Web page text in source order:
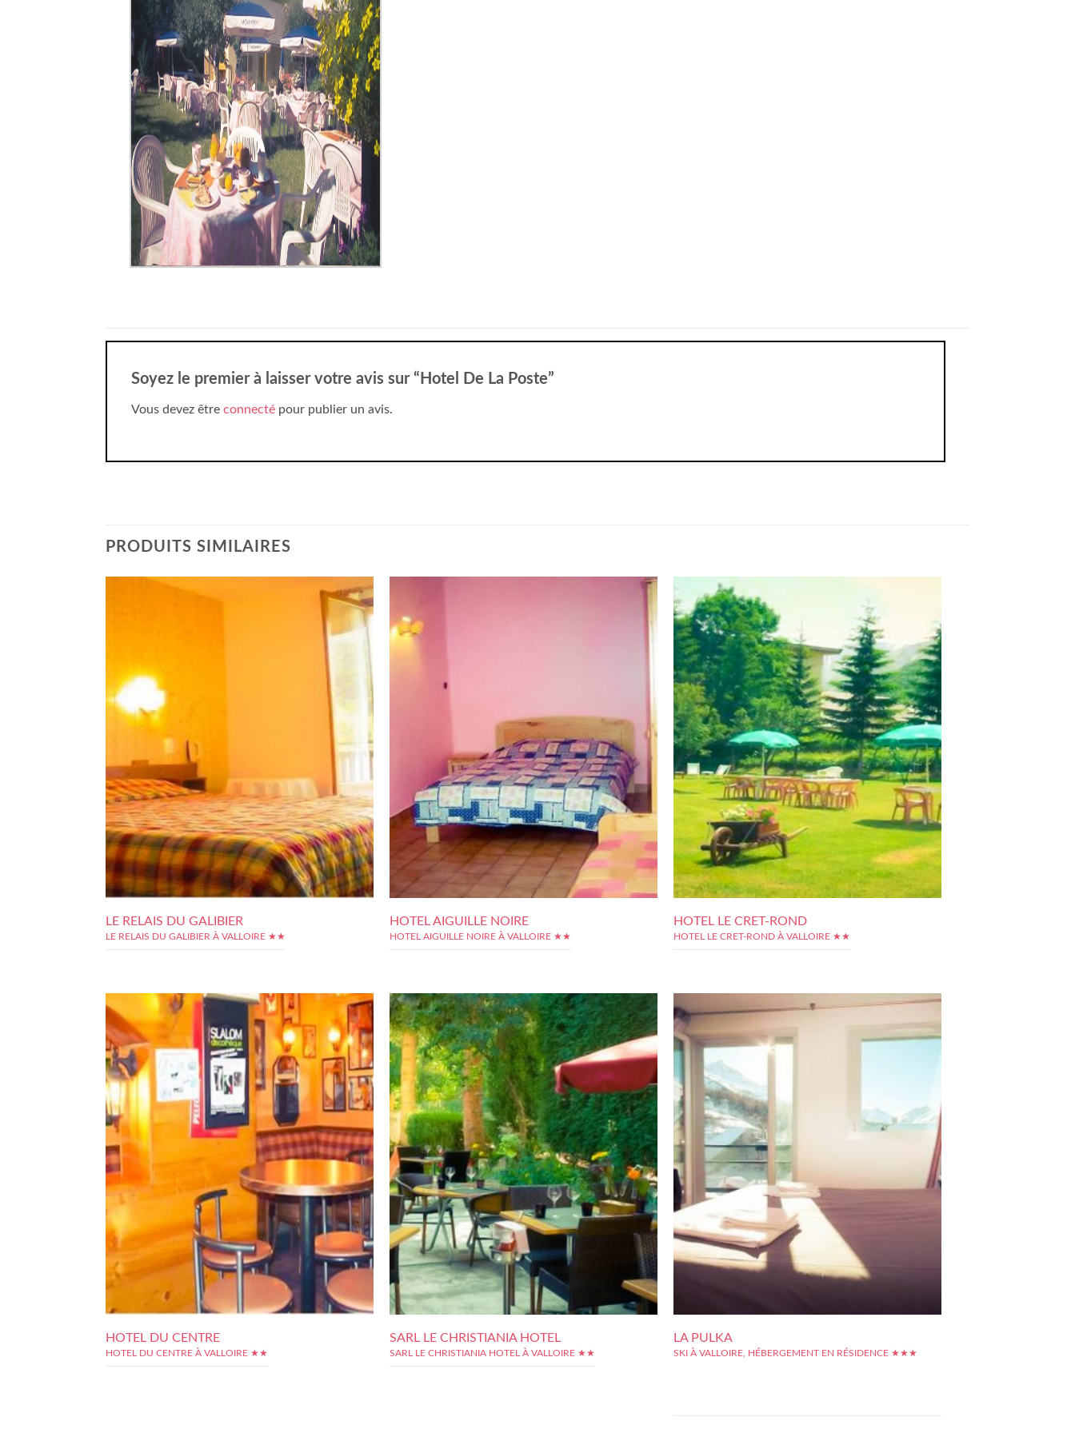
Soyez le premier à laisser votre avis sur “Hotel De La Poste”
Vous devez être connecté pour publier un avis.
PRODUITS SIMILAIRES
LE RELAIS DU GALIBIER
LE RELAIS DU GALIBIER À VALLOIRE ★★
HOTEL AIGUILLE NOIRE
HOTEL AIGUILLE NOIRE À VALLOIRE ★★
HOTEL LE CRET-ROND
HOTEL LE CRET-ROND À VALLOIRE ★★
HOTEL DU CENTRE
HOTEL DU CENTRE À VALLOIRE ★★
SARL LE CHRISTIANIA HOTEL
SARL LE CHRISTIANIA HOTEL À VALLOIRE ★★
LA PULKA
SKI À VALLOIRE, HÉBERGEMENT EN RÉSIDENCE ★★★